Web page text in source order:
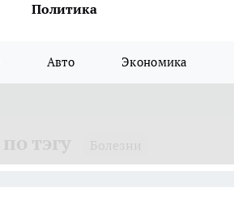
Политика
Авто Экономика